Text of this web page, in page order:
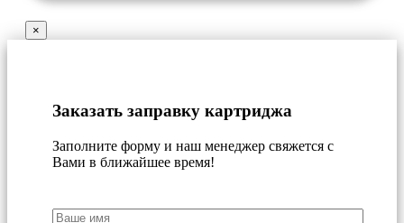
×
Заказать заправку картриджа
Заполните форму и наш менеджер свяжется с
Вами в ближайшее время!